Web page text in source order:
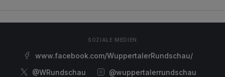
SOZIALE MEDIEN
www.facebook.com/WuppertalerRundschau/
@WRundschau
@wuppertalerrundschau